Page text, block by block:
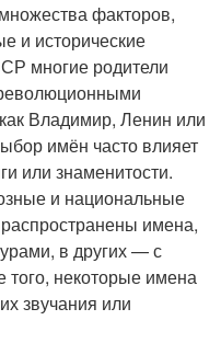
факторов,
и исторические
многие родители
Владимир, Ленин или
имён часто влияет
или знаменитости.
и национальные
имена,
в других — с
некоторые имена
звучания или